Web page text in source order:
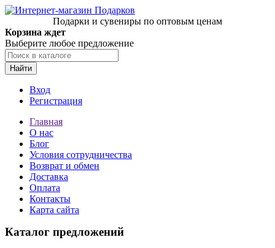
Подарки и сувениры по оптовым ценам
Корзина ждет
Выберите любое предложение
Найти
Вход
Регистрация
Главная
О нас
Блог
Условия сотрудничества
Возврат и обмен
Доставка
Оплата
Контакты
Карта сайта
Каталог предложений